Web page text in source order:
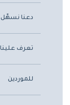
دعنا نسهّل
تعرف علينا
للموردين